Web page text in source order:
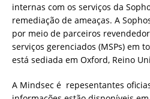
internas com os serviços da
remediação de ameaças. A
por meio de parceiros
serviços gerenciados (MSPs) em
está sediada em Oxford, Reino
A Mindsec é repesentantes